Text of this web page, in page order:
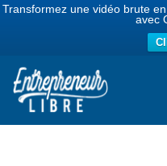
Transformez une vidéo brute
avec
Aller